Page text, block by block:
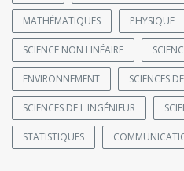
MATHÉMATIQUES PHYSIQUE
SCIENCE NON LINÉAIRE
ENVIRONNEMENT SCIENCES
SCIENCES DE L'INGÉNIEUR
STATISTIQUES